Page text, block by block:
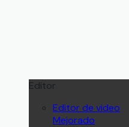
Editor
Editor de video
Mejorado